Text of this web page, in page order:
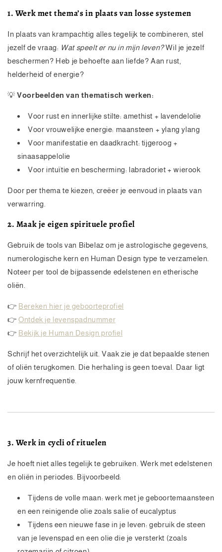
1. Werk met thema’s in plaats van losse systemen
In plaats van krampachtig alles tegelijk te combineren, stel
jezelf de vraag: Wat speelt er nu in mijn leven?Wil je jezelf
beschermen? Heb je behoefte aan liefde? Aan rust,
helderheid of energie?
💡Voorbeelden van thematisch werken:
Voor rust en innerlijke stilte: amethist + lavendelolie
Voor vrouwelijke energie: maansteen + ylang ylang
Voor manifestatie en daadkracht: tijgeroog +
sinaasappelolie
Voor intuïtie en bescherming: labradoriet + wierook
Door per thema te kiezen, creëer je eenvoud in plaats van
verwarring.
2. Maak je eigen spirituele profiel
Gebruik de tools van Bibelaz om je astrologische gegevens,
numerologische kern en Human Design type te verzamelen.
Noteer per tool de bijpassende edelstenen en etherische
oliën.
👉 Bereken hier je geboorteprofiel
👉Ontdek je levenspadnummer
👉 Bekijk je Human Design profiel
Schrijf het overzichtelijk uit. Vaak zie je dat bepaalde stenen
of oliën terugkomen. Die herhaling is geen toeval. Daar ligt
jouw kernfrequentie.
3. Werk in cycli of rituelen
Je hoeft niet alles tegelijk te gebruiken. Werk met edelstenen
en oliën in periodes. Bijvoorbeeld:
Tijdens de volle maan: werk met je geboortemaansteen
en een reinigende olie zoals salie of eucalyptus
Tijdens een nieuwe fase in je leven: gebruik de steen
van je levenspad en een olie die je versterkt (zoals